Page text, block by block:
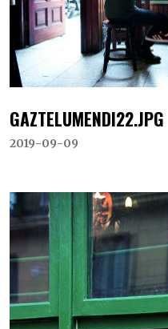
GAZTELUMENDI22.JPG
2019-09-09